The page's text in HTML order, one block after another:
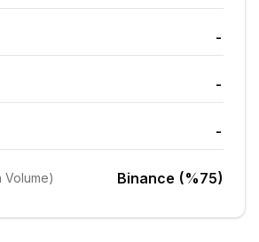
-
-
-
Volume) Binance (%75)